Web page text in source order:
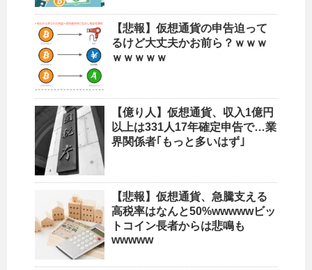
【悲報】仮想通貨の申告迫って
るけど大丈夫かお前ら？ｗｗｗ
ｗｗｗｗｗ
【億り人】仮想通貨、収入1億円
以上は331人17年確定申告で…業
界関係者｢もっと多いはず｣
【悲報】仮想通貨、急騰支える
高税率はなんと50%wwwwwビッ
トコイン長者からは悲鳴も
wwwww